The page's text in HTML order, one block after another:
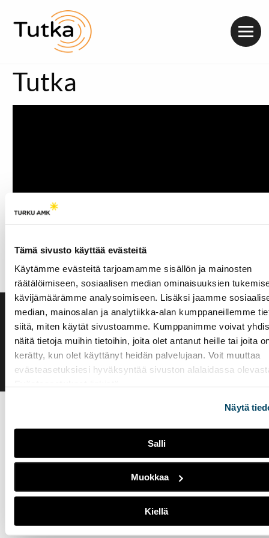
Tämä sivusto käyttää evästeitä
Käytämme evästeitä tarjoamamme sisällön ja mainosten
räätälöimiseen, sosiaalisen median ominaisuuksien
kävijämäärämme analysoimiseen. Lisäksi jaamme
median, mainosalan ja analytiikka-alan kumppaneillemme
siitä, miten käytät sivustoamme. Kumppanimme voivat
näitä tietoja muihin tietoihin, joita olet antanut heille tai joita
kerätty, kun olet käyttänyt heidän palvelujaan. Voit muuttaa
evästeasetuksiesi hyväksyntää sivuston alalaidassa
Näytä
Salli
Muokkaa
Kiellä
Tutka
Saavutettavuusseloste
Evästeasetukset